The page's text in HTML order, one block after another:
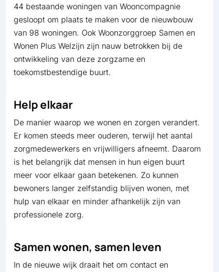
44 bestaande woningen van Wooncompagnie
gesloopt om plaats te maken voor de nieuwbouw
van 98 woningen. Ook Woonzorggroep Samen en
Wonen Plus Welzijn zijn nauw betrokken bij de
ontwikkeling van deze zorgzame en
toekomstbestendige buurt.
Help elkaar
De manier waarop we wonen en zorgen verandert.
Er komen steeds meer ouderen, terwijl het aantal
zorgmedewerkers en vrijwilligers afneemt. Daarom
is het belangrijk dat mensen in hun eigen buurt
meer voor elkaar gaan betekenen. Zo kunnen
bewoners langer zelfstandig blijven wonen, met
hulp van elkaar en minder afhankelijk zijn van
professionele zorg.
Samen wonen, samen leven
In de nieuwe wijk draait het om contact en